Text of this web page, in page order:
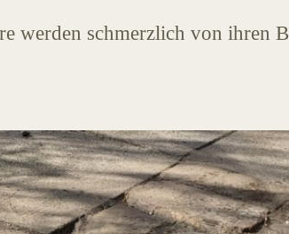
werden schmerzlich von ihren